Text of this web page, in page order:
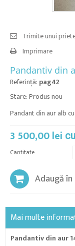
Trimite unui
Imprimare
Pandantiv din
Referinţă: pag42
Stare:Produs nou
Pandant din aur alb
3 500,00 lei
Cantitate
Adaugă în
Mai multe
Pandantiv din aur